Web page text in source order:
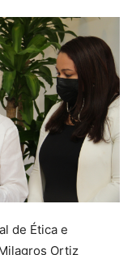
de Ética e
Ortiz